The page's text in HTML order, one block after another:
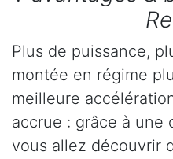
Plus de puissance,
montée en régime
meilleure
accrue : grâce à une
vous allez découvrir